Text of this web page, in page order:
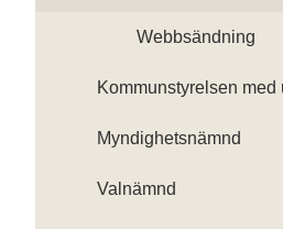
Webbsändning
Kommunstyrelsen med
Myndighetsnämnd
Valnämnd